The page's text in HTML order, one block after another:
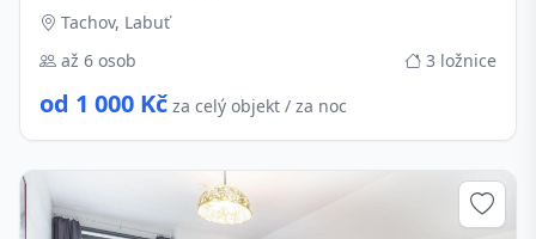
Tachov, Labuť
až 6 osob
3 ložnice
od 1 000 Kč za celý objekt / za noc